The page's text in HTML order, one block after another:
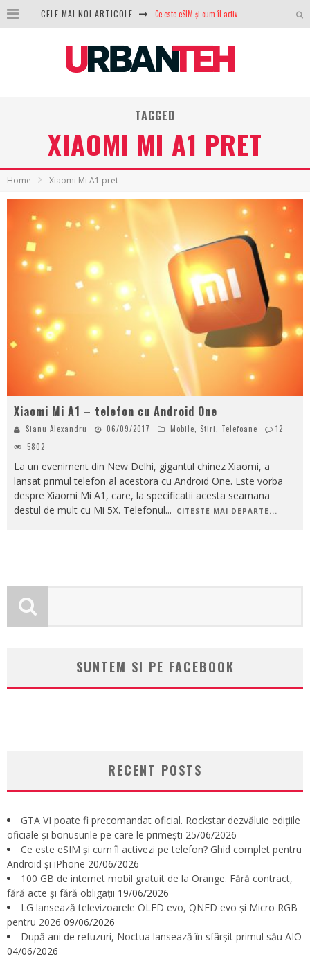
CELE MAI NOI ARTICOLE
Analiza producției fotovoltaice în România – cât produce un sistem solar pe timp de iarnă?
NVIDIA avertizează: memoria RAM și SSD-urile ar putea deveni și mai scumpe în perioada următoare
GTA VI poate fi precomandat oficial. Rockstar dezvăluie edițiile oficiale și bonusurile pe care le primești
TAGGED
XIAOMI MI A1 PRET
Home Xiaomi Mi A1 pret
Xiaomi Mi A1 – telefon cu Android One
Sianu Alexandru 06/09/2017 Mobile, Stiri, Telefoane
12
5802
La un eveniment din New Delhi, gigantul chinez Xiaomi, a
lansat primul telefon al acestora cu Android One. Este vorba
despre Xiaomi Mi A1, care, la specificatii acesta seamana
destul de mult cu Mi 5X. Telefonul... CITESTE MAI DEPARTE...
SUNTEM SI PE FACEBOOK
RECENT POSTS
GTA VI poate fi precomandat oficial. Rockstar dezvăluie edițiile
oficiale și bonusurile pe care le primești 25/06/2026
Ce este eSIM și cum îl activezi pe telefon? Ghid complet pentru
Android și iPhone 20/06/2026
100 GB de internet mobil gratuit de la Orange. Fără contract,
fără acte și fără obligații 19/06/2026
LG lansează televizoarele OLED evo, QNED evo și Micro RGB
pentru 2026 09/06/2026
După ani de refuzuri, Noctua lansează în sfârșit primul său AIO
04/06/2026